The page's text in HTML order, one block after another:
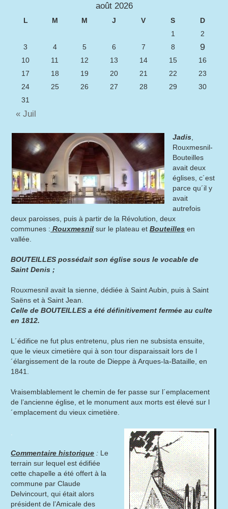
Jadis,
Rouxmesnil-
Bouteilles
avait deux
églises, c´est
parce qu´il y
avait
autrefois
deux paroisses, puis à partir de la Révolution, deux
communes : Rouxmesnil sur le plateau etBouteilles en
vallée.
BOUTEILLES possédait son église sous le vocable de
Saint Denis ;
Rouxmesnil avait la sienne, dédiée à Saint Aubin, puis à Saint
Saëns et à Saint Jean.
Celle de BOUTEILLES a été définitivement fermée au culte
en 1812.
L´édifice ne fut plus entretenu, plus rien ne subsista ensuite,
que le vieux cimetière qui à son tour disparaissait lors de l
´élargissement de la route de Dieppe à Arques-la-Bataille, en
1841.
Vraisemblablement le chemin de fer passe sur l´emplacement
de l’ancienne église, et le monument aux morts est élevé sur l
´emplacement du vieux cimetière.
.
Commentaire historique : Le
terrain sur lequel est édifiée
cette chapelle a été offert à la
commune par Claude
Delvincourt, qui était alors
président de l’Amicale des
août 2026
L M M J V S
D
1
2
3
4 5 6 7 8 9
10 11 12 13 14 15
16
17
18 19 20 21 22
23
24
25 26 27 28 29
30
31
« Juil